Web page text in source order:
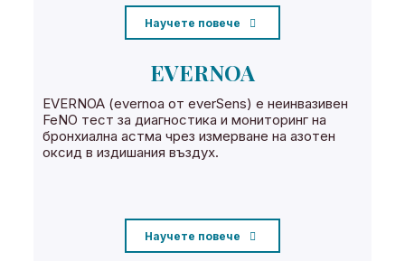
Научете повече
EVERNOA
EVERNOA (evernoa от everSens) е неинвазивен
FeNO тест за диагностика и мониторинг на
бронхиална астма чрез измерване на азотен
оксид в издишания въздух.
Научете повече